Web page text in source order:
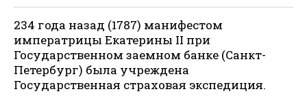
234 года назад (1787) манифестом
императрицы Екатерины II при
Государственном заемном банке (Санкт-
Петербург) была учреждена
Государственная страховая экспедиция.